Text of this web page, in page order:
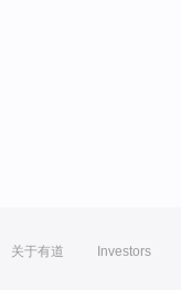
关于有道 Investors